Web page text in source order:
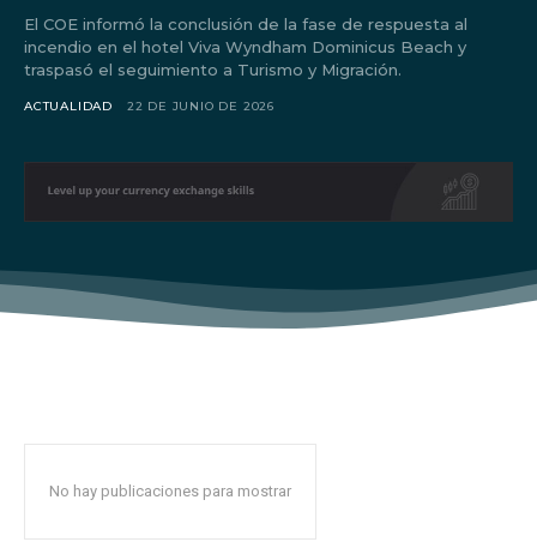
Don't miss
out!
to stay in the loop.
El COE informó la conclusión de la fase de respuesta al
incendio en el hotel Viva Wyndham Dominicus Beach y
traspasó el seguimiento a Turismo y Migración.
ACTUALIDAD 22 DE JUNIO DE 2026
No hay publicaciones para mostrar